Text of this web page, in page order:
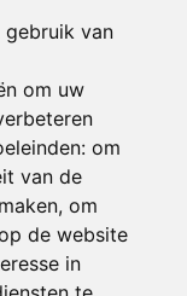
van
om uw
om
van de
, om
de website
in
Uw